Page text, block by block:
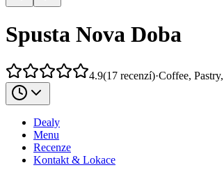
Spusta Nova Doba
4.9(17 recenzí)·Coffee,
Dealy
Menu
Recenze
Kontakt & Lokace